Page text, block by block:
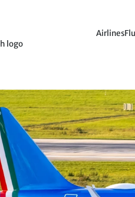
logo
Airlines